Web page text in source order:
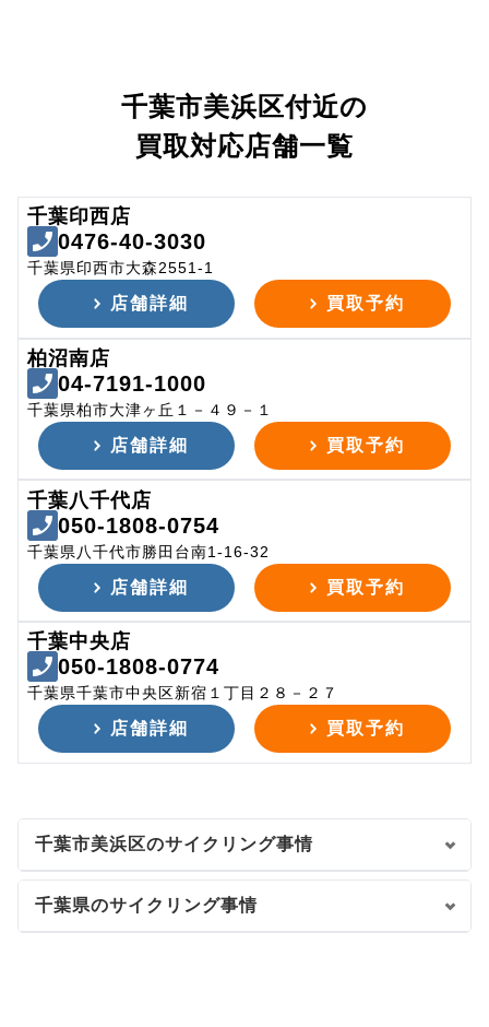
千葉市美浜区付近の
買取対応店舗一覧
千葉印西店
0476-40-3030
千葉県印西市大森2551-1
店舗詳細 買取予約
柏沼南店
04-7191-1000
千葉県柏市大津ヶ丘１－４９－１
店舗詳細 買取予約
千葉八千代店
050-1808-0754
千葉県八千代市勝田台南1-16-32
店舗詳細 買取予約
千葉中央店
050-1808-0774
千葉県千葉市中央区新宿１丁目２８－２７
店舗詳細 買取予約
千葉市美浜区のサイクリング事情
千葉県のサイクリング事情